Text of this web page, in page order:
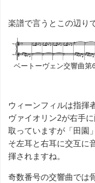
楽譜で言うとこの辺りで
ベートーヴェン交響曲
ウィーンフィルは指揮
ヴァイオリン2が右手
取っていますが「田園
そ左耳と右耳に交互に
揮されますね。
奇数番号の交響曲では